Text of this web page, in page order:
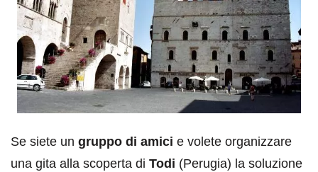
Se siete un gruppo di amici e volete organizzare
una gita alla scoperta di Todi (Perugia) la soluzione